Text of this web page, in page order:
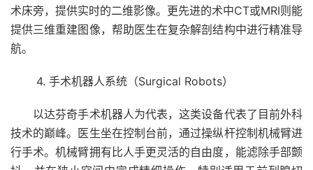
术床旁，提供实时的二维影像。更先进的术中CT或MRI则能
提供三维重建图像，帮助医生在复杂解剖结构中进行精准导
航。
4. 手术机器人系统（Surgical Robots）
以达芬奇手术机器人为代表，这类设备代表了目前外科
技术的巅峰。医生坐在控制台前，通过操纵杆控制机械臂进
行手术。机械臂拥有比人手更灵活的自由度，能滤除手部颤